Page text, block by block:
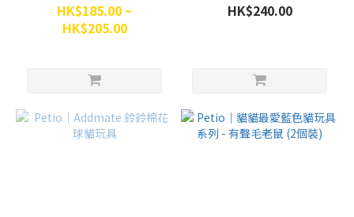
HK$185.00 ~
HK$205.00
HK$240.00